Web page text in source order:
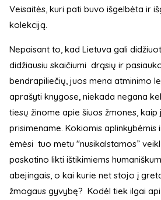
Veisaitės, kuri pati buvo išgelbėta ir
kolekciją.
Nepaisant to, kad Lietuva gali
didžiausiu skaičiumi drąsių ir
bendrapiliečių, juos mena atminimo
aprašyti knygose, niekada negana
tiesų žinome apie šiuos žmones,
prisimename. Kokiomis aplinkybėmis
ėmėsi tuo metu "nusikalstamos”
paskatino likti ištikimiems
abejingais, o kai kurie net stojo į
žmogaus gyvybę? Kodėl tiek ilgai